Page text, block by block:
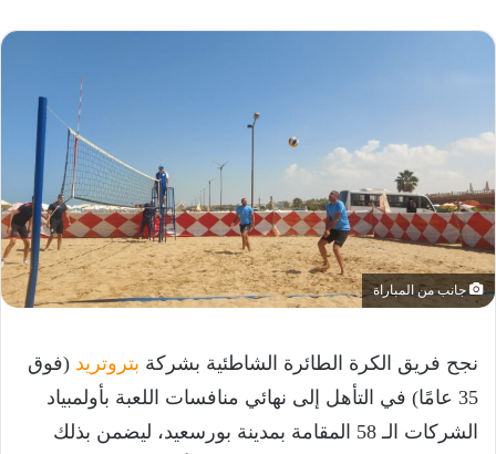
جانب من المباراة
نجح فريق الكرة الطائرة الشاطئية بشركة بتروتريد (فوق
35 عامًا) في التأهل إلى نهائي منافسات اللعبة بأولمبياد
الشركات الـ 58 المقامة بمدينة بورسعيد، ليضمن بذلك